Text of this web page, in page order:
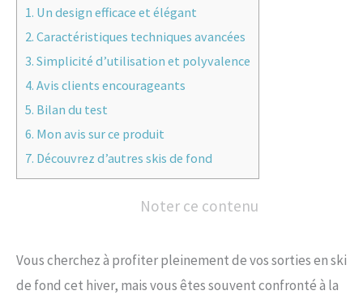
1. Un design efficace et élégant
2. Caractéristiques techniques avancées
3. Simplicité d’utilisation et polyvalence
4. Avis clients encourageants
5. Bilan du test
6. Mon avis sur ce produit
7. Découvrez d’autres skis de fond
Noter ce contenu
Vous cherchez à profiter pleinement de vos sorties en ski
de fond cet hiver, mais vous êtes souvent confronté à la